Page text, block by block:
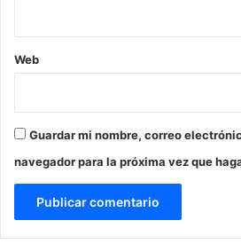
Web
Guardar mi nombre, correo
navegador para la próxima vez que